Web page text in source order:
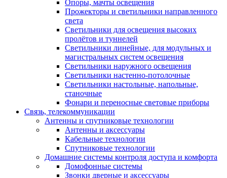
Опоры, мачты освещения
Прожекторы и светильники направленного
света
Светильники для освещения высоких
пролётов и туннелей
Светильники линейные, для модульных и
магистральных систем освещения
Светильники наружного освещения
Светильники настенно-потолочные
Светильники настольные, напольные,
станочные
Фонари и переносные световые приборы
Связь, телекоммуникации
Антенны и спутниковые технологии
Антенны и аксессуары
Кабельные технологии
Спутниковые технологии
Домашние системы контроля доступа и комфорта
Домофонные системы
Звонки дверные и аксессуары